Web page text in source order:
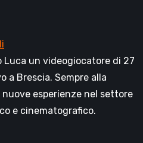
Luca un videogiocatore di 27
a Brescia. Sempre alla
nuove esperienze nel settore
e cinematografico.